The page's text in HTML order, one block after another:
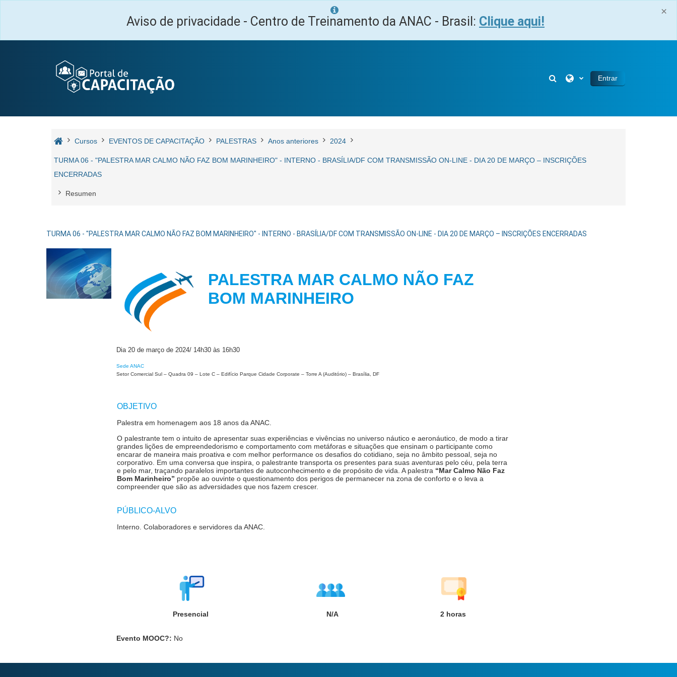
×
Aviso de privacidade - Centro de Treinamento da ANAC - Brasil: Clique aqui!
Selector de búsqueda de
Entrar
Cursos EVENTOS DE CAPACITAÇÃO PALESTRAS Anos anteriores 2024
TURMA 06 - "PALESTRA MAR CALMO NÃO FAZ BOM MARINHEIRO" - INTERNO - BRASÍLIA/DF COM TRANSMISSÃO ON-LINE - DIA 20 DE MARÇO – INSCRIÇÕES
ENCERRADAS
Resumen
TURMA 06 - "PALESTRA MAR CALMO NÃO FAZ BOM MARINHEIRO" - INTERNO - BRASÍLIA/DF COM TRANSMISSÃO ON-LINE - DIA 20 DE MARÇO – INSCRIÇÕES ENCERRADAS
PALESTRA MAR CALMO NÃO FAZ
BOM MARINHEIRO
Dia 20 de março de 2024/ 14h30 às 16h30
Sede ANAC
Setor Comercial Sul – Quadra 09 – Lote C – Edifício Parque Cidade Corporate – Torre A (Auditório) – Brasília, DF
OBJETIVO
Palestra em homenagem aos 18 anos da ANAC.
O palestrante tem o intuito de apresentar suas experiências e vivências no universo náutico e aeronáutico, de modo a tirar
grandes lições de empreendedorismo e comportamento com metáforas e situações que ensinam o participante como
encarar de maneira mais proativa e com melhor performance os desafios do cotidiano, seja no âmbito pessoal, seja no
corporativo. Em uma conversa que inspira, o palestrante transporta os presentes para suas aventuras pelo céu, pela terra
e pelo mar, traçando paralelos importantes de autoconhecimento e de propósito de vida. A palestra “Mar Calmo Não Faz
Bom Marinheiro” propõe ao ouvinte o questionamento dos perigos de permanecer na zona de conforto e o leva a
compreender que são as adversidades que nos fazem crescer.
PÚBLICO-ALVO
Interno. Colaboradores e servidores da ANAC.
Presencial N/A 2 horas
Evento MOOC?: No